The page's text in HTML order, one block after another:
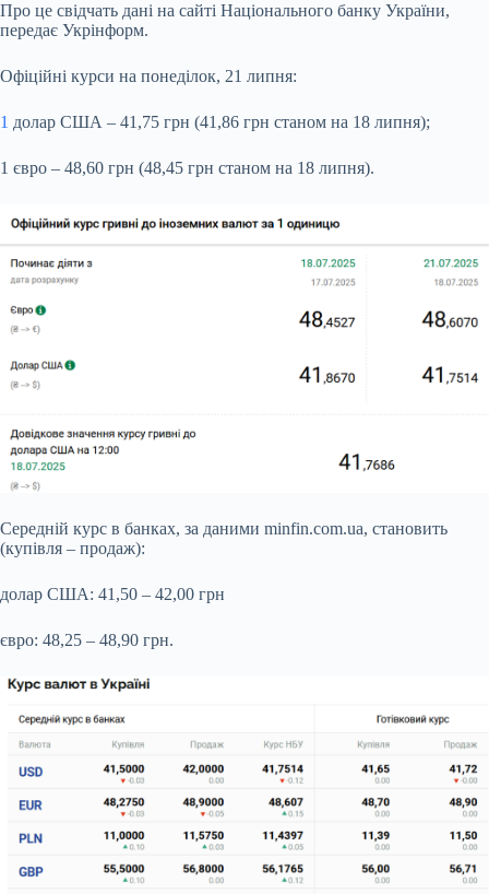
Про це свідчать дані на сайті Національного банку України,
передає Укрінформ.
Офіційні курси на понеділок, 21 липня:
1 долар США – 41,75 грн (41,86 грн станом на 18 липня);
1 євро – 48,60 грн (48,45 грн станом на 18 липня).
Середній курс в банках, за даними minfin.com.ua, становить
(купівля – продаж):
долар США: 41,50 – 42,00 грн
євро: 48,25 – 48,90 грн.